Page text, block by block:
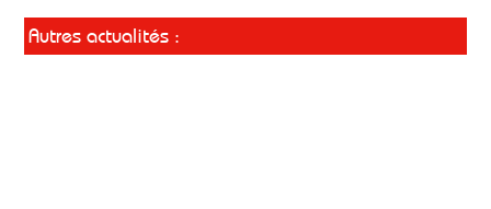
Autres actualités :